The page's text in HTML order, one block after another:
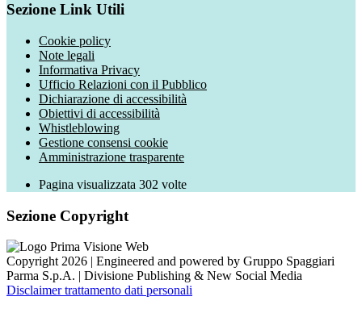
Sezione Link Utili
Cookie policy
Note legali
Informativa Privacy
Ufficio Relazioni con il Pubblico
Dichiarazione di accessibilità
Obiettivi di accessibilità
Whistleblowing
Gestione consensi cookie
Amministrazione trasparente
Pagina visualizzata 302 volte
Sezione Copyright
Copyright 2026 | Engineered and powered by Gruppo Spaggiari
Parma S.p.A. | Divisione Publishing & New Social Media
Disclaimer trattamento dati personali